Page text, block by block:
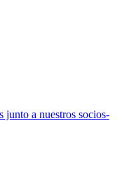
junto a nuestros socios-